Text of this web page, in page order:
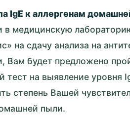
IgE к аллергенам
медицинскую
на сдачу анализа на
Вам будет предложено
тест на выявление уровня
степень Вашей
пыли.